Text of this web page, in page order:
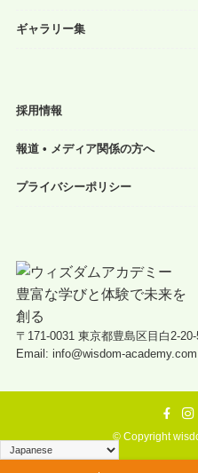
ギャラリー集
採用情報
報道 • メディア関係の方へ
プライバシーポリシー
〒171-0031 東京都豊島区目白2-20-
Email: info@wisdom-academy.com
©Copyright